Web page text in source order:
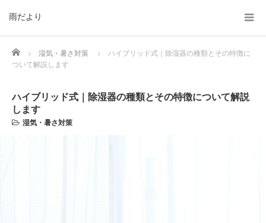
雨だより
Home 湿気・暑さ対策
ハイブリッド式｜除湿器の種類とその特徴に
ついて解説します
ハイブリッド式｜除湿器の種類とその特徴について解説
します
湿気・暑さ対策